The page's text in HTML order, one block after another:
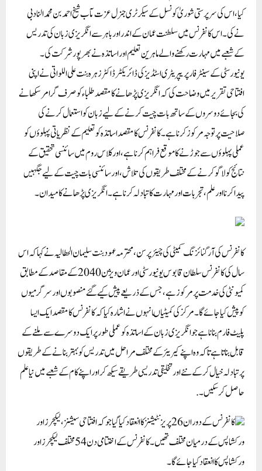
کیا، اس کی سرپرستی شوریٰ کونسل کے سیکرٹری جنرل عزت مآب شیخ احمد بن محمد النادبی
نے کی۔اس کانفرنس میں سلطنت عمان کے اندر اور باہر سے انگریزی زبان کی تدریس
کے شعبے میں مہارت رکھنے والے ماہرین تعلیم اور اساتذہ نے بھرپور شرکت کی۔
یونیورسٹی کے سینٹر فار پریپریٹری اسٹڈیز کی ڈائریکٹر ڈاکٹر زہرہ بنت علی اللواتی نے اپنی
افتتاحی تقریر میں وضاحت کی کہ انگریزی پڑھانے کا مقصد طلباء کو صرف گرامر سکھانے
کی بجائے دوسروں کے ساتھ بات چیت کرنے کے لیے زبان کو استعمال کرنے کی
صلاحیت پر توجہ مرکوز کرنا ہے۔ کانفرنس کا مقصد اساتذہ کو تعلیم کے نظریاتی پہلوؤں کو
عملی پہلوؤں سے جوڑنے کا موقع فراہم کرنا ہے، اور کلاس روم میں سائنسی تحقیق کے
نتائج کو لاگو کرنے کے مختلف طریقوں کی تلاش، اور سائنسی بات چیت کے لیے جگہیں
پیدا کرنا اور علم، تجربات اور مہارت کا تبادلہ کرنا ہے۔ انگریزی پڑھانے کا میدان۔
کانفرنس کی آرگنائزنگ کمیٹی کی چیئرپرسن، محترمہ عہود بنت سلیمان الحطالیہ نے کہا کہ اس
سال کی کانفرنس سلطان قابوس یونیورسٹی اور عمان ویژن 2040 کے مقاصد کے مطابق
کمیونٹی کی خدمت پر مرکوز ہے، جس کے ذریعے پیش کیے گئے منصوبوں اور سرگرمیوں
کو پیش کیا جائے گا۔ مرکز کی کمیٹیاںانہوں نے اشارہ کیا کہ کانفرنس کا مقصد ایک ایسا
پلیٹ فارم بنانا ہے جو انگریزی زبان کے اساتذہ کو عملی طور پر ایک دوسرے سے ملنے کے
قابل بناتا ہے تاکہ وہ اپنے کیریئر کے مختلف مراحل میں تدریس کو بہتر بنانے کے طریقوں
پر تبادلہ خیال کر کے نئے اور تخلیقی تدریسی طریقے سیکھ کر اور اپنے کام کے شعبے میں نیا علم
حاصل کر سکیں۔ .
کانفرنس کے دوران 26 پریزنٹیشنز کا انعقاد کیا گیا جو کہ افتتاحی سیشنز، لیکچرز اور
ورکشاپس کے درمیان مختلف تھیں۔کانفرنس کے اختتامی دن 54 مختلف لیکچرز اور
ورکشاپس کا انعقاد کیا جائے گا۔